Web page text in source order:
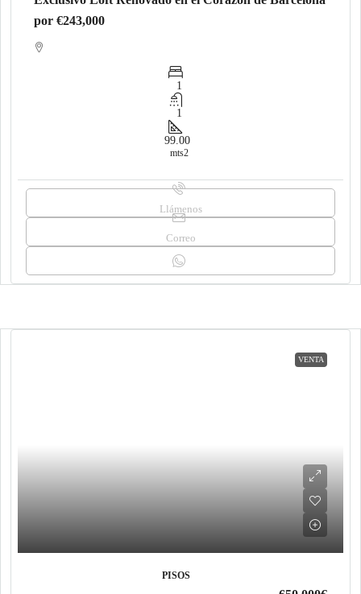
por €243,000
1
1
99.00
mts2
Llámenos
Correo
VENTA
PISOS